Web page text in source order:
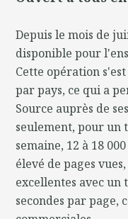
Depuis le mois de
disponible pour
Cette opération
par pays, ce qui a
Source auprès de
seulement, pour un
semaine, 12 à 18
élevé de pages
excellentes avec un
secondes par page,